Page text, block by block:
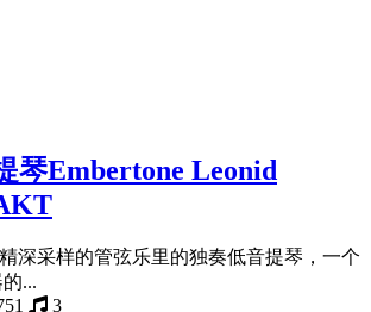
琴Embertone Leonid
深采样的管弦乐里的独奏低音提琴，一个
...
3